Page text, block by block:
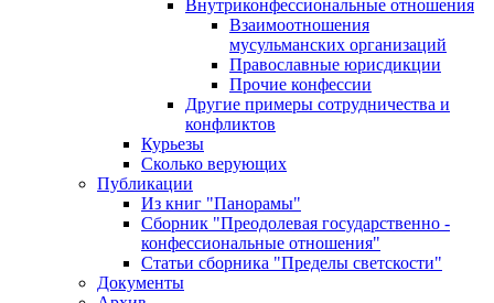
Внутриконфессиональные отношения
Взаимоотношения
мусульманских организаций
Православные юрисдикции
Прочие конфессии
Другие примеры сотрудничества и
конфликтов
Курьезы
Сколько верующих
Публикации
Из книг "Панорамы"
Сборник "Преодолевая государственно -
конфессиональные отношения"
Статьи сборника "Пределы светскости"
Документы